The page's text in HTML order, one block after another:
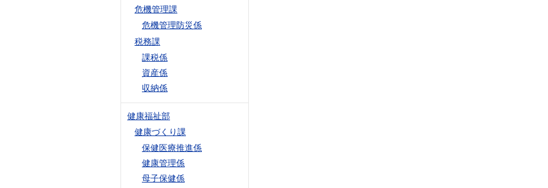
危機管理課
危機管理防災係
税務課
課税係
資産係
収納係
健康福祉部
健康づくり課
保健医療推進係
健康管理係
母子保健係